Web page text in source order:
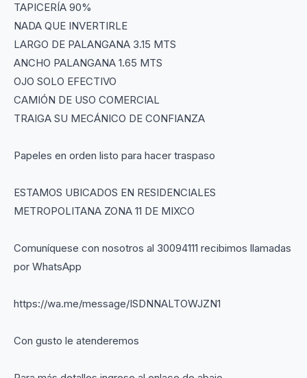
TAPICERÍA 90%
NADA QUE INVERTIRLE
LARGO DE PALANGANA 3.15 MTS
ANCHO PALANGANA 1.65 MTS
OJO SOLO EFECTIVO
CAMIÓN DE USO COMERCIAL
TRAIGA SU MECÁNICO DE CONFIANZA
Papeles en orden listo para hacer traspaso
ESTAMOS UBICADOS EN RESIDENCIALES
METROPOLITANA ZONA 11 DE MIXCO
Comuníquese con nosotros al 30094111 recibimos llamadas
por WhatsApp
https://wa.me/message/ISDNNALTOWJZN1
Con gusto le atenderemos